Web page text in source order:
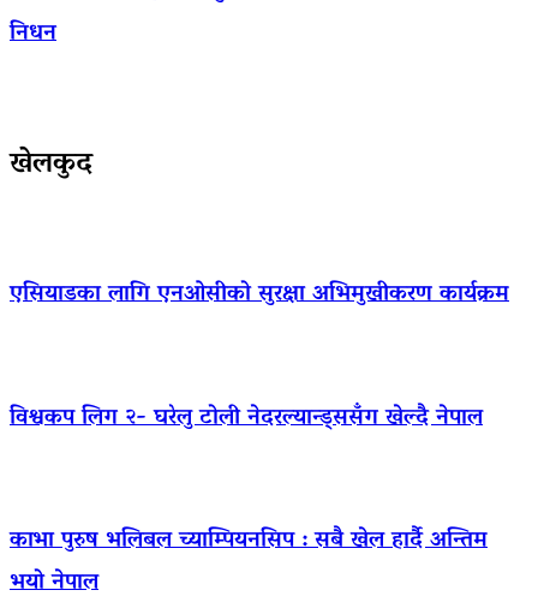
निधन
खेलकुद
एसियाडका लागि एनओसीको सुरक्षा अभिमुखीकरण कार्यक्रम
विश्वकप लिग २- घरेलु टोली नेदरल्यान्ड्ससँग खेल्दै नेपाल
काभा पुरुष भलिबल च्याम्पियनसिप : सबै खेल हार्दै अन्तिम
भयो नेपाल